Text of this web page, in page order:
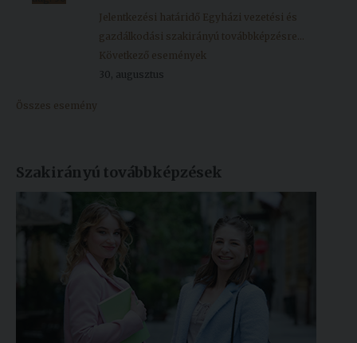
Jelentkezési határidő Egyházi vezetési és
gazdálkodási szakirányú továbbképzésre...
Következő események
30, augusztus
Összes esemény
Szakirányú továbbképzések